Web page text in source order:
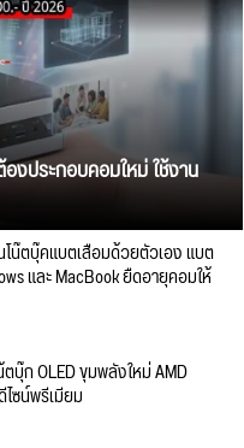
งประกอบคอมใหม่ ใช้งาน
น๊ตบุ๊คแบตเสื่อมด้วยตัวเอง แบต
และ MacBook ยืดอายุคอมให้
ตบุ๊ก OLED ขุมพลังใหม่ AMD
ซน์พรีเมียม